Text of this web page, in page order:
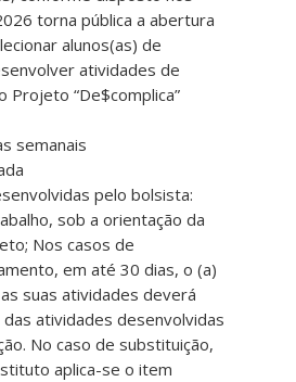
torna pública a abertura
alunos(as) de
atividades de
Projeto “De$complica”
semanais
pelo bolsista:
sob a orientação da
Nos casos de
em até 30 dias, o (a)
suas atividades deverá
atividades desenvolvidas
No caso de substituição,
aplica-se o item